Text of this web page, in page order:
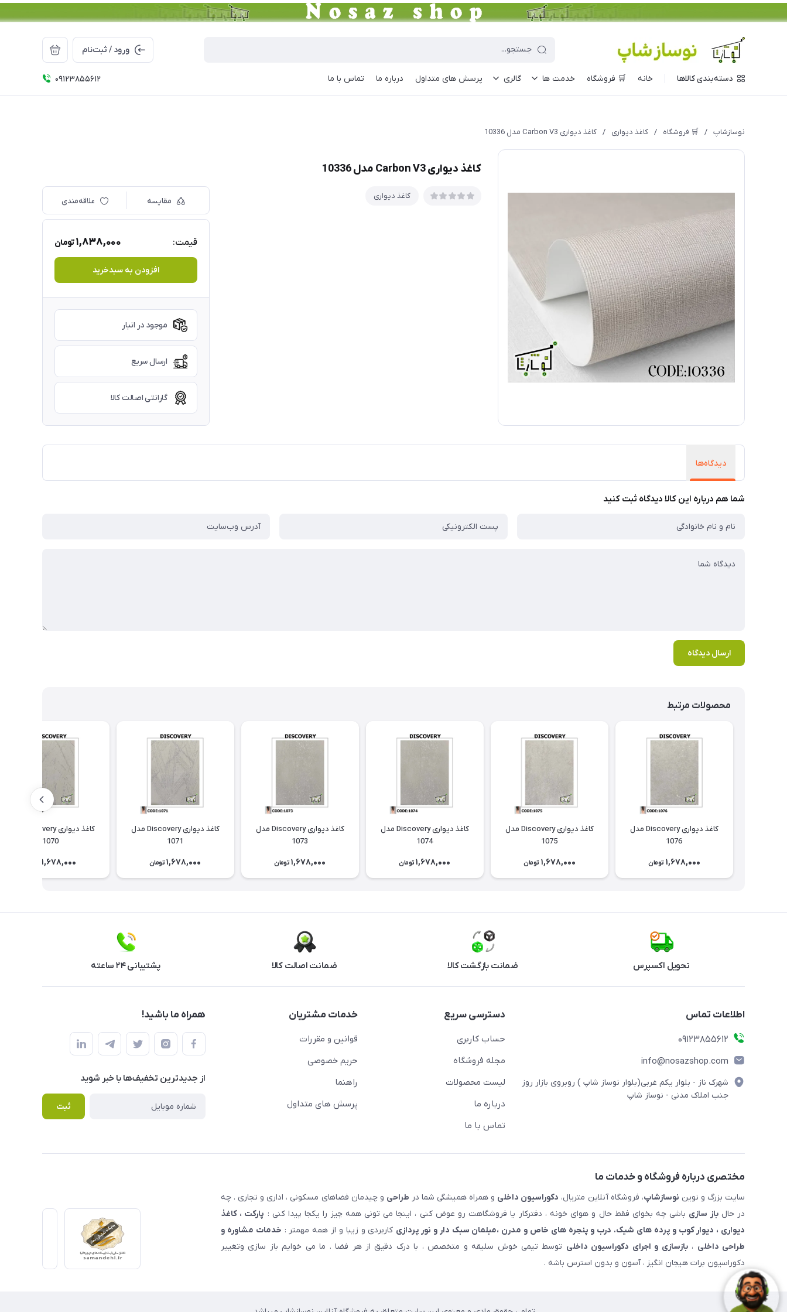
ورود / ثبت‌نام
دسته‌بندی کالاها خانه 🛒 فروشگاه خدمت ها گالری پرسش های متداول درباره ما تماس با ما 09123855612
نوسازشاپ / 🛒 فروشگاه / کاغذ دیواری / کاغذ دیواری Carbon V3 مدل 10336
کاغذ دیواری Carbon V3 مدل 10336
کاغذ دیواری
مقایسه علاقه‌مندی
قیمت: 1,838,000تومان
افزودن به سبدخرید
موجود در انبار
ارسال سریع
گارانتی اصالت کالا
دیدگاه‌ها
شما هم درباره این کالا دیدگاه ثبت کنید
ارسال دیدگاه
محصولات مرتبط
کاغذ دیواری Discovery مدل
1076
1,678,000 تومان
کاغذ دیواری Discovery مدل
1075
1,678,000 تومان
کاغذ دیواری Discovery مدل
1074
1,678,000 تومان
کاغذ دیواری Discovery مدل
1073
1,678,000 تومان
کاغذ دیواری Discovery مدل
1071
1,678,000 تومان
1070
1,678,000
تحویل اکسپرس ضمانت بازگشت کالا ضمانت اصالت کالا پشتیبانی ۲۴ ساعته
اطلاعات تماس
09123855612
info@nosazshop.com
شهرک ناز - بلوار یکم غربی(بلوار نوساز شاپ ) روبروی بازار روز
جنب املاک مدنی - نوساز شاپ
دسترسی سریع
حساب کاربری
مجله فروشگاه
لیست محصولات
درباره ما
تماس با ما
خدمات مشتریان
قوانین و مقررات
حریم خصوصی
راهنما
پرسش های متداول
همراه ما باشید!
از جدید‌ترین تخفیف‌ها با‌ خبر شوید
ثبت
مختصری درباره فروشگاه و خدمات ما
سایت بزرگ و نوین نوسازشاپ، فروشگاه آنلاین متریال، دکوراسیون داخلی و همراه همیشگی شما در طراحی و چیدمان فضاهای مسکونی ، اداری و تجاری . چه
در حالباز سازی باشی چه بخوای فقط حال و هوای خونه ، دفترکار یا فروشگاهت رو عوض کنی ، اینجا می تونی همه چیز را یکجا پیدا کنی : پارکت ، کاغذ
دیواری ، دیوار کوب و پرده های شیک. درب و پنجره های خاص و مدرن ،مبلمان سبک دار و نور پردازی کاربردی و زیبا و از همه مهمتر : خدمات مشاوره و
طراحی داخلی ،بازسازی و اجرای دکوراسیون داخلی توسط تیمی خوش سلیقه و متخصص ، با درک دقیق از هر فضا . ما می خوایم باز سازی وتغییر
دکوراسیون برات هیجان انگیز ، آسون و بدون استرس باشه .